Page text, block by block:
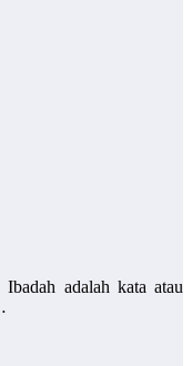
adalah kata atau